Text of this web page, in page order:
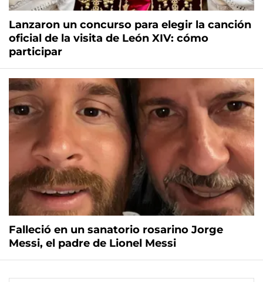
Lanzaron un concurso para elegir la canción
oficial de la visita de León XIV: cómo
participar
Falleció en un sanatorio rosarino Jorge
Messi, el padre de Lionel Messi